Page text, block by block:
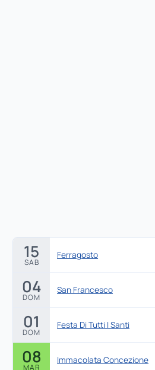
15
SAB
Ferragosto
04
DOM
San Francesco
01
DOM
Festa Di Tutti I Santi
08
MAR
Immacolata Concezione